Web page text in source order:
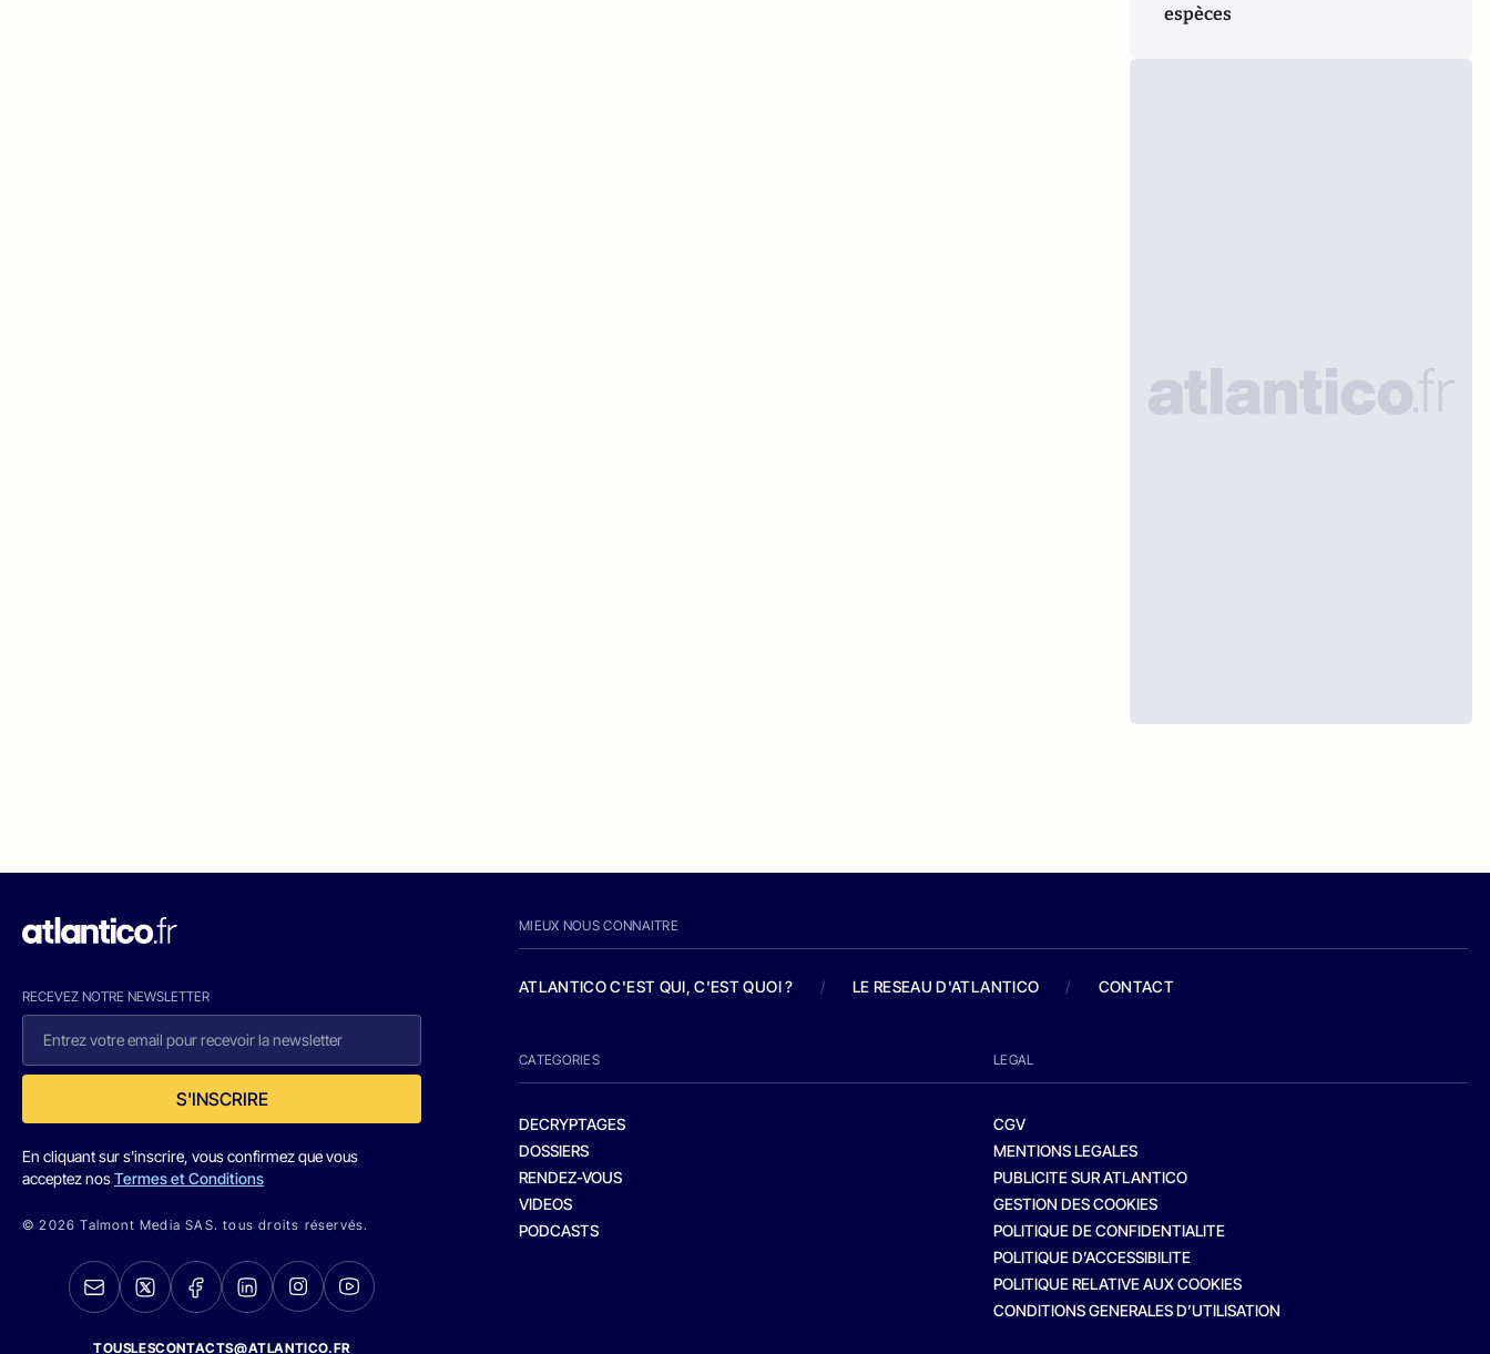
espèces
RECEVEZ NOTRE NEWSLETTER
S'INSCRIRE
En cliquant sur s'inscrire, vous confirmez que vous
acceptez nosTermes et Conditions
© 2026 Talmont Media SAS. tous droits réservés.
TOUSLESCONTACTS@ATLANTICO.FR
MIEUX NOUS CONNAITRE
ATLANTICO C'EST QUI, C'EST QUOI ? / LE RESEAU D'ATLANTICO / CONTACT
CATEGORIES
DECRYPTAGES
DOSSIERS
RENDEZ-VOUS
VIDEOS
PODCASTS
LEGAL
CGV
MENTIONS LEGALES
PUBLICITE SUR ATLANTICO
GESTION DES COOKIES
POLITIQUE DE CONFIDENTIALITE
POLITIQUE D’ACCESSIBILITE
POLITIQUE RELATIVE AUX COOKIES
CONDITIONS GENERALES D’UTILISATION